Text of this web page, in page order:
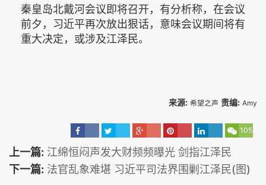
秦皇岛北戴河会议即将召开，有分析称，在会议
前夕，习近平再次放出狠话，意味会议期间将有
重大决定，或涉及江泽民。
来源: 希望之声 责编: Amy
105
上一篇: 江绵恒闷声发大财频频曝光 剑指江泽民
下一篇: 法官乱象难堪 习近平司法界围剿江泽民(图)